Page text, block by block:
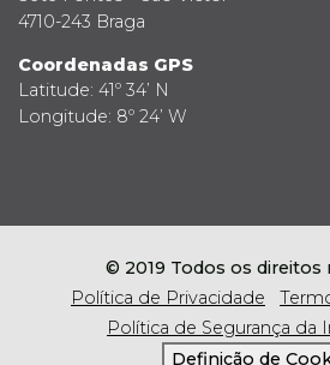
4710-243 Braga
Coordenadas GPS
Latitude: 41º 34’ N
Longitude: 8º 24’ W
© 2019 Todos os direitos
Política de Privacidade
Política de Segurança da
Definição de